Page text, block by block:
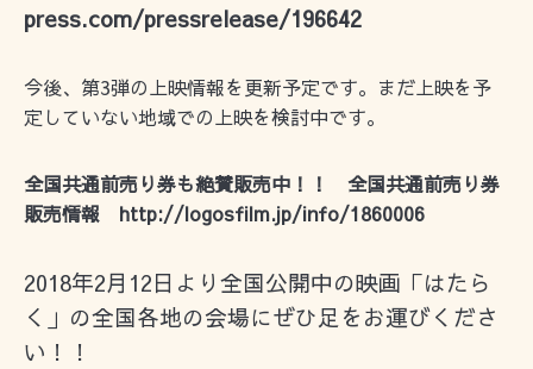
press.com/pressrelease/196642
今後、第3弾の上映情報を更新予定です。まだ上映を予
定していない地域での上映を検討中です。
全国共通前売り券も絶賛販売中！！ 全国共通前売り券
販売情報 http://logosfilm.jp/info/1860006
2018年2月12日より全国公開中の映画「はたら
く」の全国各地の会場にぜひ足をお運びくださ
い！！